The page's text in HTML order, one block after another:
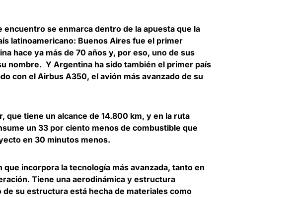
encuentro se enmarca dentro de la apuesta que la
latinoamericano: Buenos Aires fue el primer
hace ya más de 70 años y, por eso, uno de sus
nombre. Y Argentina ha sido también el primer país
con el Airbus A350, el avión más avanzado de su
que tiene un alcance de 14.800 km, y en la ruta
un 33 por ciento menos de combustible que
en 30 minutos menos.
que incorpora la tecnología más avanzada, tanto en
Tiene una aerodinámica y estructura
su estructura está hecha de materiales como